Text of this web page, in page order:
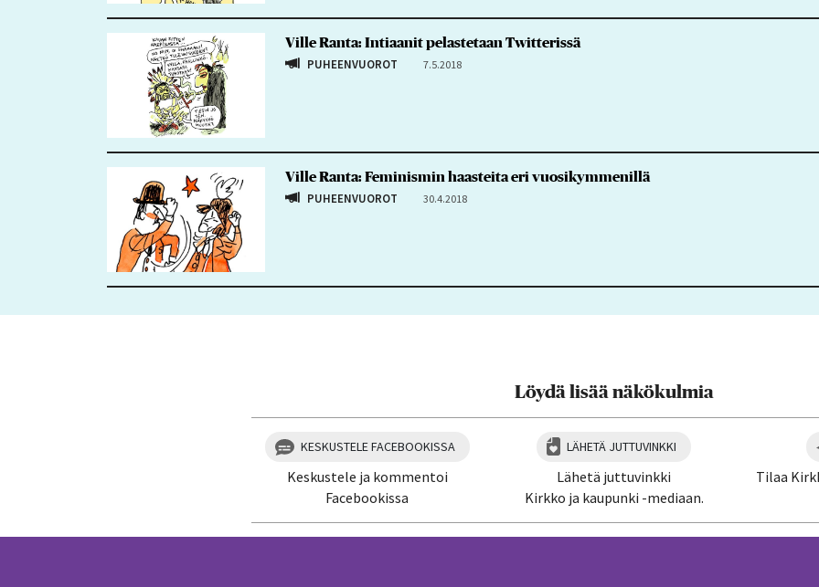
Ville Ranta: Intiaanit pelastetaan Twitterissä
PUHEENVUOROT 7.5.2018
Ville Ranta: Feminismin haasteita eri vuosikymmenillä
PUHEENVUOROT 30.4.2018
Löydä lisää näkökulmia
KESKUSTELE FACEBOOKISSA
Keskustele ja kommentoi
Facebookissa
LÄHETÄ JUTTUVINKKI
Lähetä juttuvinkki
Kirkko ja kaupunki -mediaan.
Tilaa